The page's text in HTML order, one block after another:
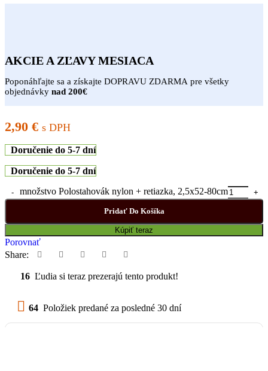
AKCIE A ZĽAVY MESIACA
Poponáhľajte sa a získajte DOPRAVU ZDARMA pre všetky
objednávky nad 200€
2,90 € s DPH
Doručenie do 5-7 dní
Doručenie do 5-7 dní
množstvo Polostahovák nylon + retiazka, 2,5x52-80cm
Pridať Do Košíka
Kúpiť teraz
Porovnať
Share:
16 Ľudia si teraz prezerajú tento produkt!
64 Položiek predané za posledné 30 dní